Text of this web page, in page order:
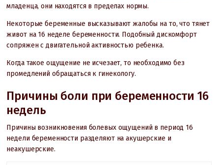
младенца, они находятся в пределах нормы.
Некоторые беременные высказывают жалобы на то, что тянет
живот на 16 неделе беременности. Подобный дискомфорт
сопряжен с двигательной активностью ребенка.
Когда такое ощущение не исчезает, то необходимо без
промедлений обращаться к гинекологу.
Причины боли при беременности 16
недель
Причины возникновения болевых ощущений в период 16
недели беременности разделяют на акушерские и
неакушерские.